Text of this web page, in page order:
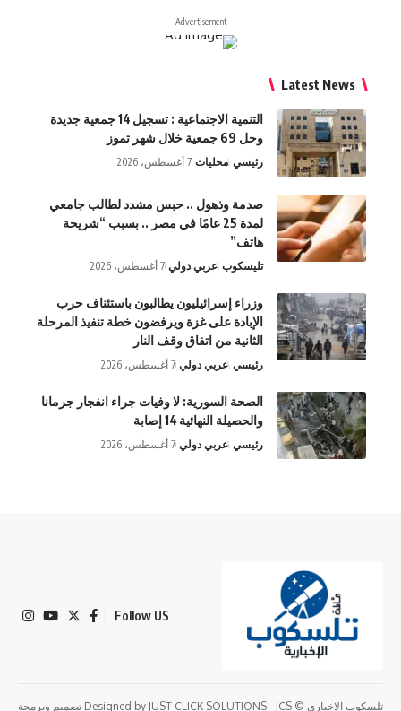
- Advertisement -
Latest News
التنمية الاجتماعية : تسجيل 14 جمعية جديدة
وحل 69 جمعية خلال شهر تموز
رئيسي محليات 7 أغسطس، 2026
صدمة وذهول .. حبس مشدد لطالب جامعي
لمدة 25 عامًا في مصر .. بسبب “شريحة
هاتف”
تليسكوب عربي دولي 7 أغسطس، 2026
وزراء إسرائيليون يطالبون باستئناف حرب
الإبادة على غزة ويرفضون خطة تنفيذ المرحلة
الثانية من اتفاق وقف النار
رئيسي عربي دولي 7 أغسطس، 2026
الصحة السورية: لا وفيات جراء انفجار جرمانا
والحصيلة النهائية 14 إصابة
رئيسي عربي دولي 7 أغسطس، 2026
Follow US
تلسكوب الاخباري © Designed by JUST CLICK SOLUTIONS - JCS تصميم وبرمجة